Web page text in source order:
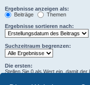
Ergebnisse anzeigen als:
Beiträge
Themen
Ergebnisse sortieren nach:
Suchzeitraum begrenzen:
Die ersten:
Stellen Sie 0 als Wert ein, damit der